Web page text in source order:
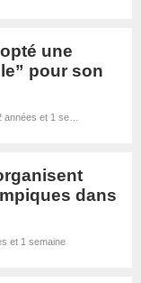
une
pour son
et 1 semaine
dans
et 1 semaine